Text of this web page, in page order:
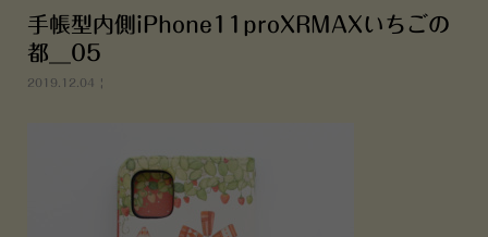
手帳型内側iPhone11proXRMAXいちごの
都__05
2019.12.04